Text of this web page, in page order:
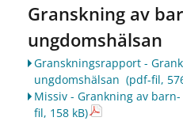
Granskning av
ungdomshälsan
Granskningsrapport -
ungdomshälsan (pdf-fil,
Missiv - Grankning av
fil, 158 kB)